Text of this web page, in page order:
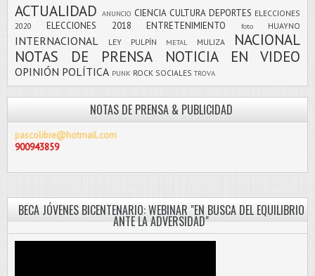
ACTUALIDAD ANUNCIO CIENCIA CULTURA DEPORTES ELECCIONES
2020
ELECCIONES 2018 ENTRETENIMIENTO foto HUAYNO
INTERNACIONAL LEY PULPÍN METAL MULIZA
NACIONAL
NOTAS DE PRENSA
NOTICIA EN VIDEO
OPINIÓN POLÍTICA PUNK ROCK SOCIALES TROVA
NOTAS DE PRENSA & PUBLICIDAD
pascolibre@hotmail.com
900943859
BECA JÓVENES BICENTENARIO: WEBINAR "EN BUSCA DEL EQUILIBRIO
ANTE LA ADVERSIDAD"